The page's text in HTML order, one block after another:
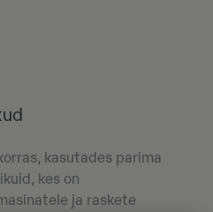
kasutades parima
kes on
ja raskete